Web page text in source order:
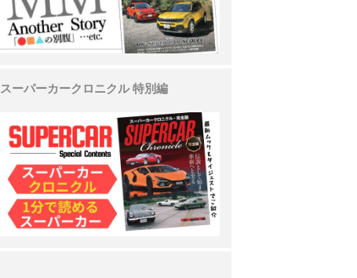
スーパーカークロニクル 特別編